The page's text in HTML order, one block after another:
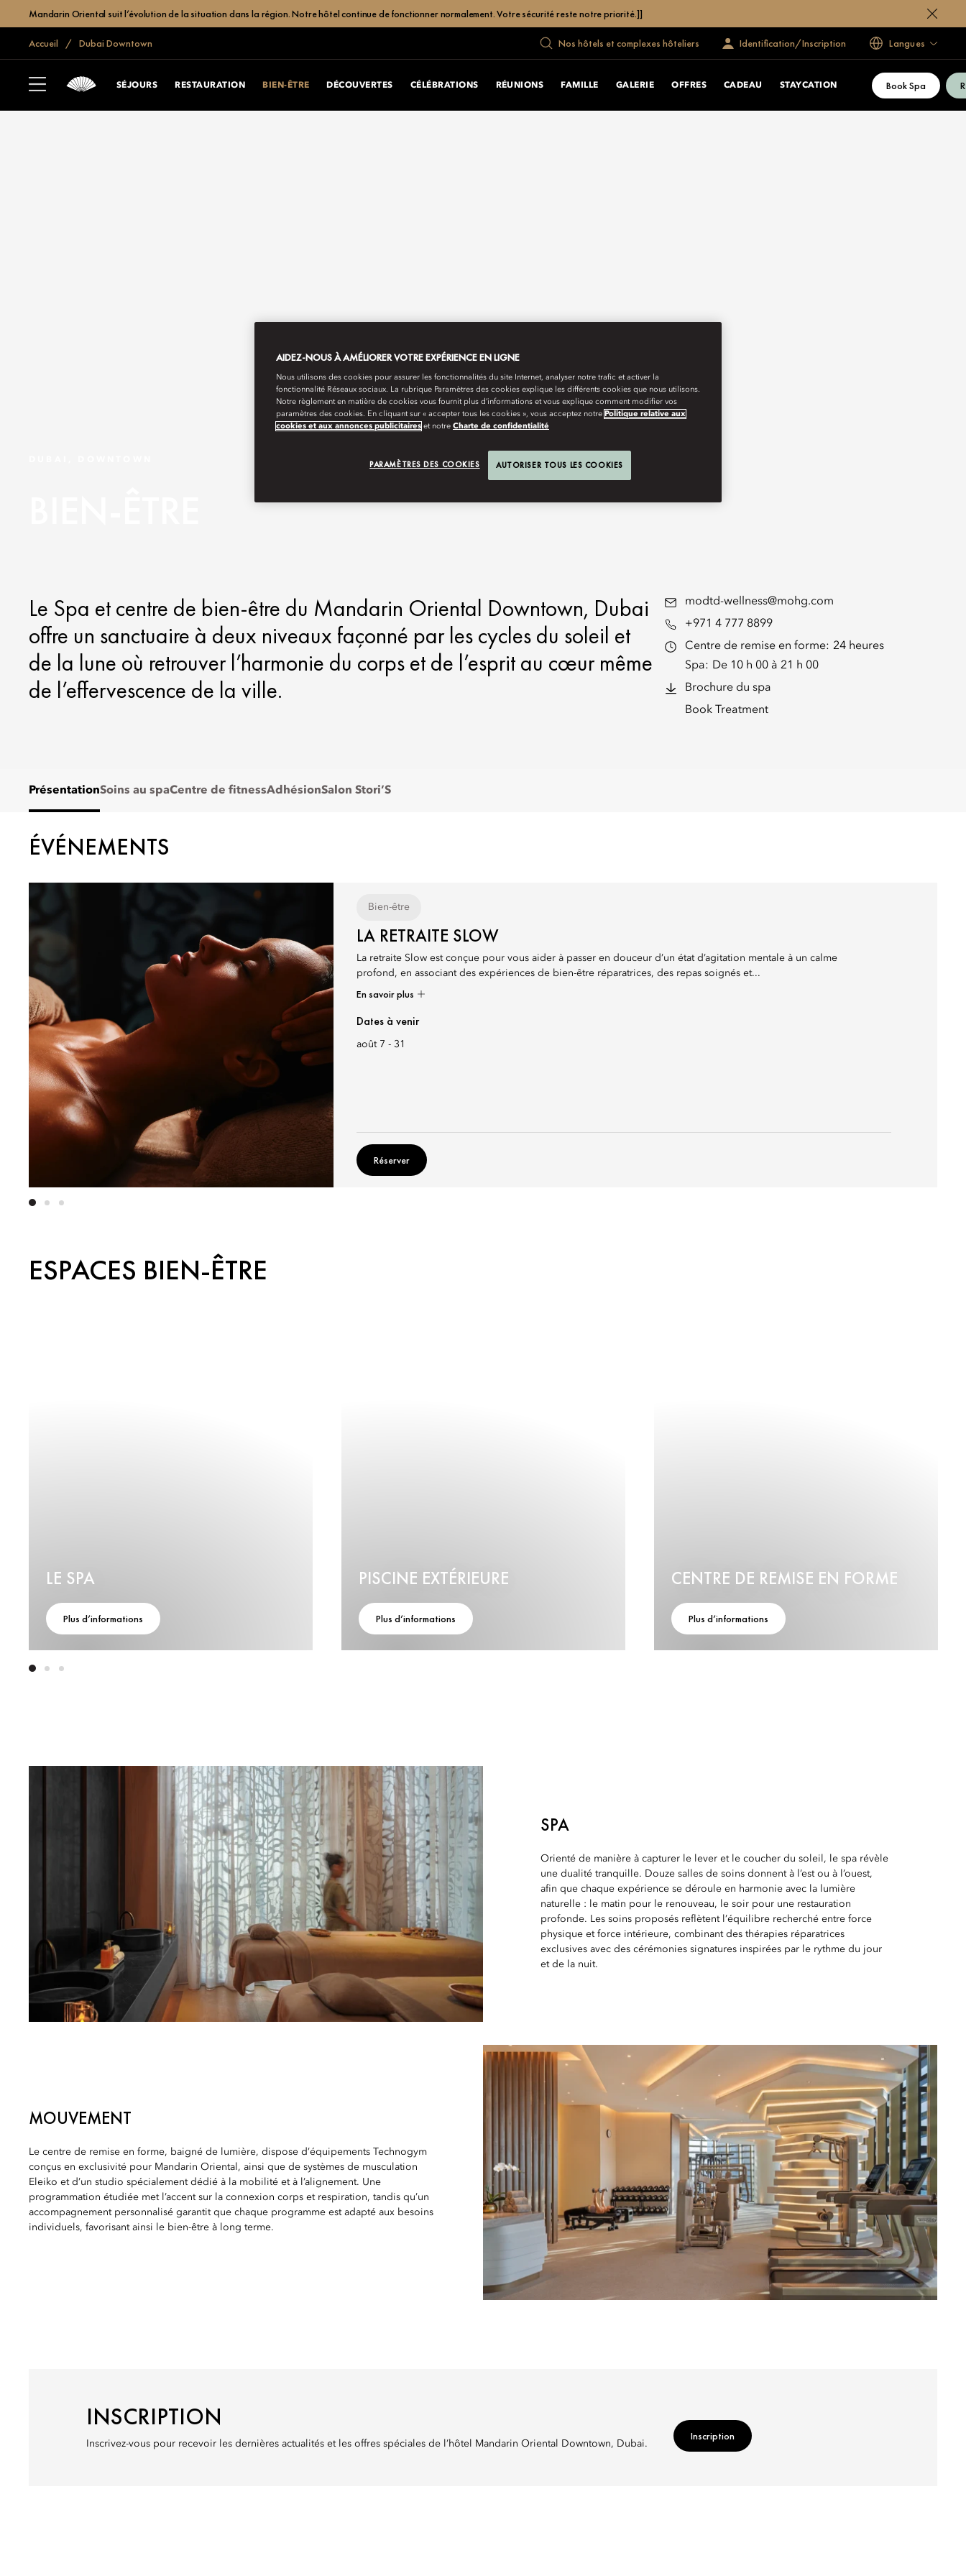
Mandarin Oriental suit l’évolution de la situation dans la région. Notre hôtel continue de fonctionner normalement. Votre sécurité reste notre priorité.]]
Accueil Dubai Downtown Nos hôtels et complexes hôteliers Identification/Inscription Langues
SÉJOURS RESTAURATION BIEN-ÊTRE DÉCOUVERTES CÉLÉBRATIONS RÉUNIONS FAMILLE GALERIE OFFRES CADEAU STAYCATION Book Spa
Le Spa et centre de bien-être du Mandarin Oriental Downtown, Dubai
offre un sanctuaire à deux niveaux façonné par les cycles du soleil et
de la lune où retrouver l’harmonie du corps et de l’esprit au cœur même
de l’effervescence de la ville.
modtd-wellness@mohg.com
+971 4 777 8899
Centre de remise en forme: 24 heures
Spa: De 10 h 00 à 21 h 00
Brochure du spa
Book Treatment
PrésentationSoins au spaCentre de fitnessAdhésionSalon Stori’S
ÉVÉNEMENTS
Bien-être
LA RETRAITE SLOW
La retraite Slow est conçue pour vous aider à passer en douceur d’un état d’agitation mentale à un calme
profond, en associant des expériences de bien-être réparatrices, des repas soignés et...
En savoir plus
Dates à venir
août 7 - 31
Réserver
ESPACES BIEN-ÊTRE
LE SPA
Plus d’informations
PISCINE EXTÉRIEURE
Plus d’informations
CENTRE DE REMISE EN FORME
Plus d’informations
SPA
Orienté de manière à capturer le lever et le coucher du soleil, le spa révèle
une dualité tranquille. Douze salles de soins donnent à l’est ou à l’ouest,
afin que chaque expérience se déroule en harmonie avec la lumière
naturelle : le matin pour le renouveau, le soir pour une restauration
profonde. Les soins proposés reflètent l’équilibre recherché entre force
physique et force intérieure, combinant des thérapies réparatrices
exclusives avec des cérémonies signatures inspirées par le rythme du jour
et de la nuit.
MOUVEMENT
Le centre de remise en forme, baigné de lumière, dispose d’équipements Technogym
conçus en exclusivité pour Mandarin Oriental, ainsi que de systèmes de musculation
Eleiko et d’un studio spécialement dédié à la mobilité et à l’alignement. Une
programmation étudiée met l’accent sur la connexion corps et respiration, tandis qu’un
accompagnement personnalisé garantit que chaque programme est adapté aux besoins
individuels, favorisant ainsi le bien-être à long terme.
INSCRIPTION
Inscrivez-vous pour recevoir les dernières actualités et les offres spéciales de l’hôtel Mandarin Oriental Downtown, Dubai.
Inscription
AIDEZ-NOUS À AMÉLIORER VOTRE EXPÉRIENCE EN LIGNE
Nous utilisons des cookies pour assurer les fonctionnalités du site Internet, analyser notre trafic et activer la
fonctionnalité Réseaux sociaux. La rubrique Paramètres des cookies explique les différents cookies que nous utilisons.
Notre règlement en matière de cookies vous fournit plus d’informations et vous explique comment modifier vos
paramètres des cookies. En cliquant sur « accepter tous les cookies », vous acceptez notre Politique relative aux
cookies et aux annonces publicitaires et notre Charte de confidentialité
PARAMÈTRES DES COOKIES AUTORISER TOUS LES COOKIES